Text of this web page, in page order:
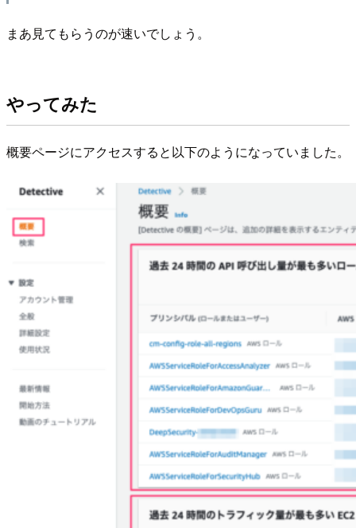
まあ見てもらうのが速いでしょう。
やってみた
概要ページにアクセスすると以下のようになっていました。